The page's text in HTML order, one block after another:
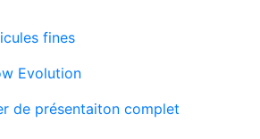
fines
Evolution
de présentaiton complet